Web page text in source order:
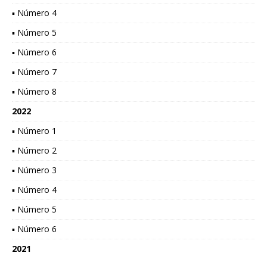
▪ Número 4
▪ Número 5
▪ Número 6
▪ Número 7
▪ Número 8
2022
▪ Número 1
▪ Número 2
▪ Número 3
▪ Número 4
▪ Número 5
▪ Número 6
2021